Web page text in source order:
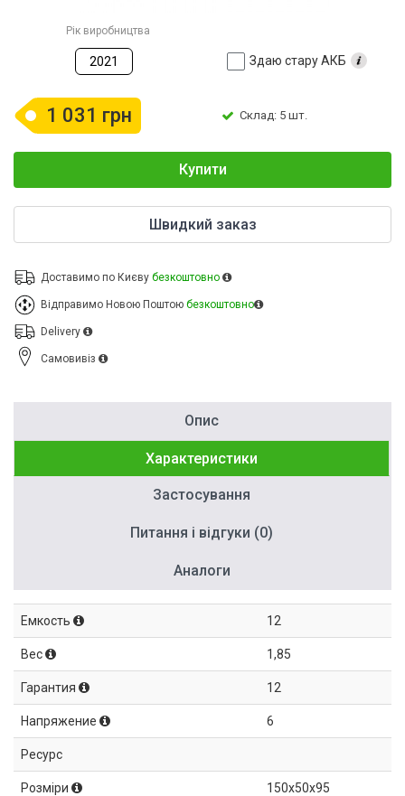
Рік виробництва
2021 Здаю стару АКБ
1 031 грн Склад: 5 шт.
Купити
Швидкий заказ
Доставимо по Києву безкоштовно
Відправимо Новою Поштою безкоштовно
Delivery
Cамовивіз
Опис
Характеристики
Застосування
Питання і відгуки (0)
Аналоги
Емкость 12
Вес 1,85
Гарантия 12
Напряжение 6
Ресурс
Розміри 150x50x95